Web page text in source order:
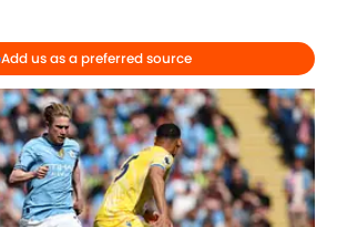
Add us as a preferred source